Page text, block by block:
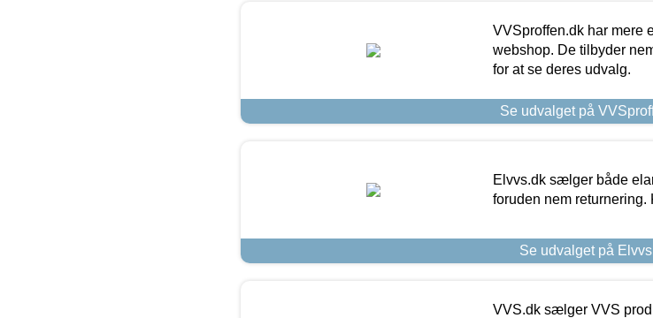
VVSproffen.dk har mere
webshop. De tilbyder
for at se deres udvalg.
Se udvalget på
Elvvs.dk sælger både
foruden nem returnering.
Se udvalget på
VVS.dk sælger VVS